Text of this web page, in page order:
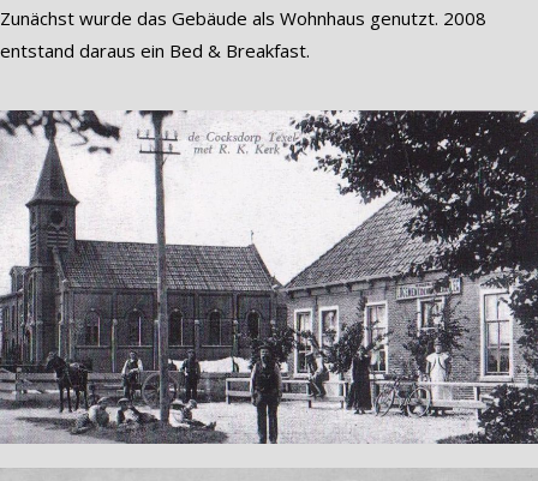
Zunächst wurde das Gebäude als Wohnhaus genutzt. 2008
entstand daraus ein Bed & Breakfast.